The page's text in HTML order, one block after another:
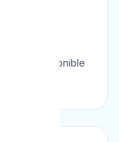
Disponible
an.